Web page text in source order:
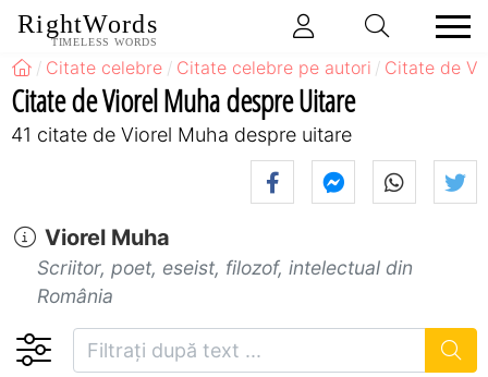
RightWords
TIMELESS WORDS
Citate celebre Citate celebre pe autori Citate de
Citate de Viorel Muha despre Uitare
41 citate de Viorel Muha despre uitare
Viorel Muha
Scriitor, poet, eseist, filozof, intelectual din
România